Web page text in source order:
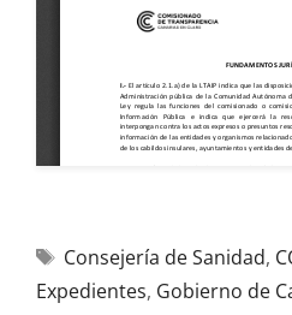
Consejería de Sanidad,
Expedientes, Gobierno de